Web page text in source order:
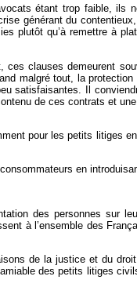
étant trop faible, ils
générant du
plutôt qu’à remettre à
clauses demeurent
malgré tout, la
satisfaisantes. Il
de ces contrats et
pour les petits litiges
en
des personnes sur
à l’ensemble des
de la justice et du
des petits litiges